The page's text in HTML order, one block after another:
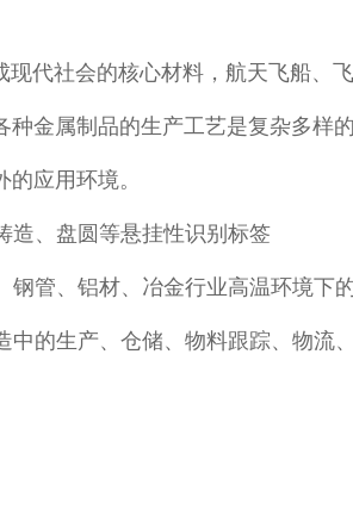
现代社会的核心材料，航天飞船、
种金属制品的生产工艺是复杂多样
应用环境。
造、盘圆等悬挂性识别标签
钢管、铝材、冶金行业高温环境下
中的生产、仓储、物料跟踪、物流